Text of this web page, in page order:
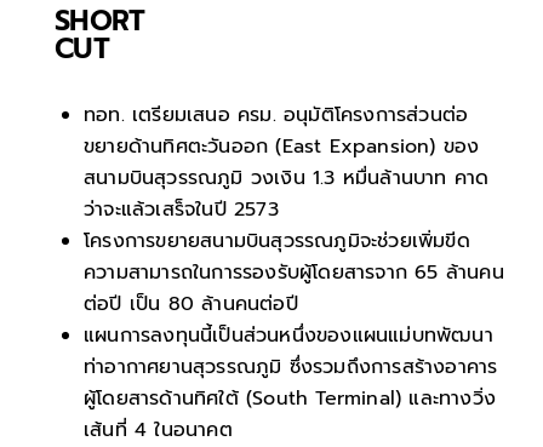
SHORT
CUT
ทอท. เตรียมเสนอ ครม. อนุมัติโครงการส่วนต่อ
ขยายด้านทิศตะวันออก (East Expansion) ของ
สนามบินสุวรรณภูมิ วงเงิน 1.3 หมื่นล้านบาท คาด
ว่าจะแล้วเสร็จในปี 2573
โครงการขยายสนามบินสุวรรณภูมิจะช่วยเพิ่มขีด
ความสามารถในการรองรับผู้โดยสารจาก 65 ล้านคน
ต่อปี เป็น 80 ล้านคนต่อปี
แผนการลงทุนนี้เป็นส่วนหนึ่งของแผนแม่บทพัฒนา
ท่าอากาศยานสุวรรณภูมิ ซึ่งรวมถึงการสร้างอาคาร
ผู้โดยสารด้านทิศใต้ (South Terminal) และทางวิ่ง
เส้นที่ 4 ในอนาคต